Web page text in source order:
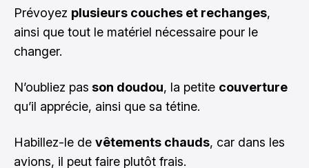
Prévoyez plusieurs couches et rechanges,
ainsi que tout le matériel nécessaire pour le
changer.
N’oubliez pas son doudou, la petite couverture
qu’il apprécie, ainsi que sa tétine.
Habillez-le de vêtements chauds, car dans les
avions, il peut faire plutôt frais.